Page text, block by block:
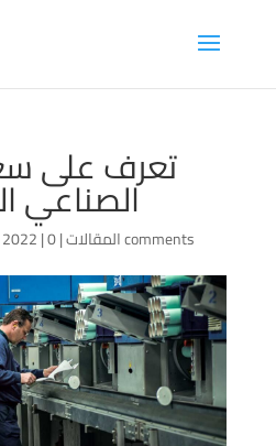
تعرف على
الصناعي
| المقالات| 0 comments